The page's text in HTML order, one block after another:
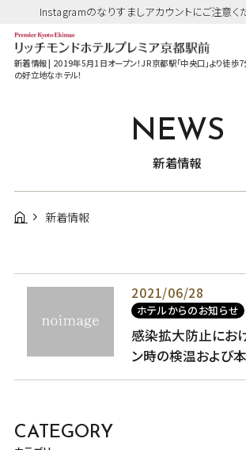
Instagramのなりすましアカウントにご注意
新着情報 | 2019年5月1日オープン！JR京都駅「中央口」より徒歩7
の好立地なホテル！
NEWS
新着情報
新着情報
2021/06/28
ホテルからのお知らせ
感染拡大防止にお
ン時の検温および
のお願い
CATEGORY